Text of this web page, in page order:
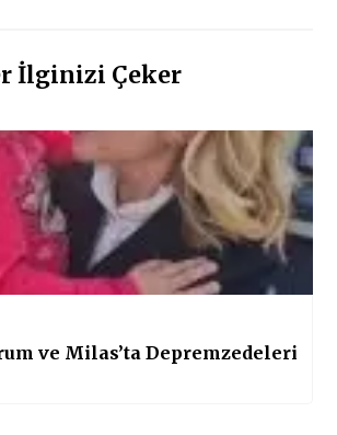
İlginizi Çeker
ve Milas’ta Depremzedeleri